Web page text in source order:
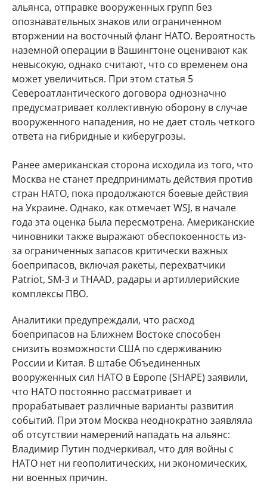
альянса, отправке вооруженных групп без
опознавательных знаков или ограниченном
вторжении на восточный фланг НАТО. Вероятность
наземной операции в Вашингтоне оценивают как
невысокую, однако считают, что со временем она
может увеличиться. При этом статья 5
Североатлантического договора однозначно
предусматривает коллективную оборону в случае
вооруженного нападения, но не дает столь четкого
ответа на гибридные и киберугрозы.
Ранее американская сторона исходила из того, что
Москва не станет предпринимать действия против
стран НАТО, пока продолжаются боевые действия
на Украине. Однако, как отмечает WSJ, в начале
года эта оценка была пересмотрена. Американские
чиновники также выражают обеспокоенность из-
за ограниченных запасов критически важных
боеприпасов, включая ракеты, перехватчики
Patriot, SM-3 и THAAD, радары и артиллерийские
комплексы ПВО.
Аналитики предупреждали, что расход
боеприпасов на Ближнем Востоке способен
снизить возможности США по сдерживанию
России и Китая. В штабе Объединенных
вооруженных сил НАТО в Европе (SHAPE) заявили,
что НАТО постоянно рассматривает и
прорабатывает различные варианты развития
событий. При этом Москва неоднократно заявляла
об отсутствии намерений нападать на альянс:
Владимир Путин подчеркивал, что для войны с
НАТО нет ни геополитических, ни экономических,
ни военных причин.